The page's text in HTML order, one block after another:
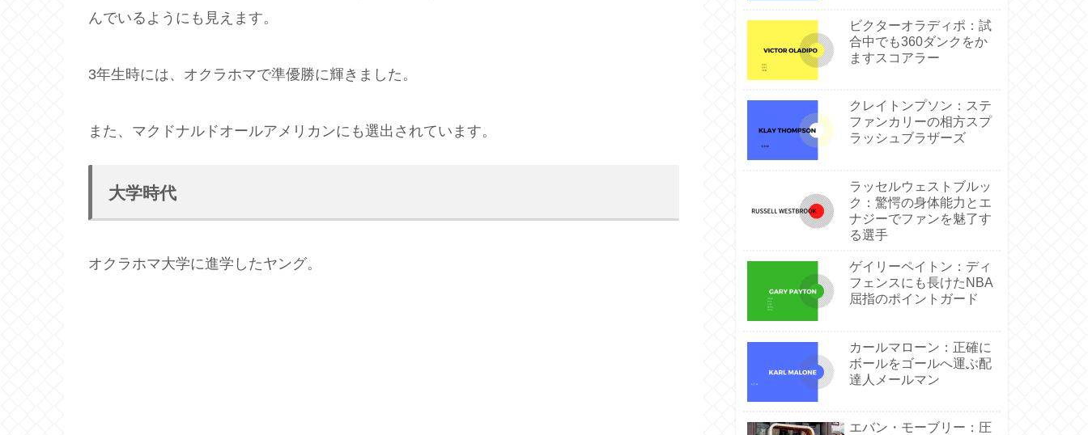
んでいるようにも見えます。
3年生時には、オクラホマで準優勝に輝きました。
また、マクドナルドオールアメリカンにも選出されています。
大学時代
オクラホマ大学に進学したヤング。
ビクターオラディポ：試
合中でも360ダンクをか
ますスコアラー
クレイトンプソン：ステ
ファンカリーの相方スプ
ラッシュブラザーズ
ラッセルウェストブルッ
ク：驚愕の身体能力とエ
ナジーでファンを魅了す
る選手
ゲイリーペイトン：ディ
フェンスにも長けたNBA
屈指のポイントガード
カールマローン：正確に
ボールをゴールへ運ぶ配
達人メールマン
エバン・モーブリー：圧